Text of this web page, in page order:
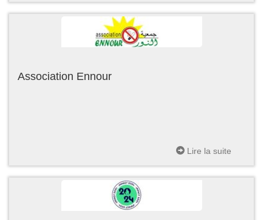
Association Ennour
Lire la suite